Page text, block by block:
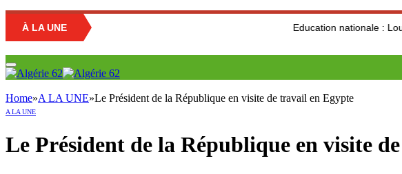
À LA UNE Education nationale : Louisa Hanoune
Home»A LA UNE»Le Président de la République en visite de travail en Egypte
A LA UNE
Le Président de la République en visite